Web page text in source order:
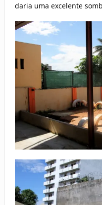
daria uma excelente